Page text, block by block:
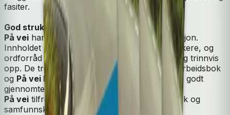
fasiter.
God struktur og tydelig progresjon
På vei har svært god struktur og jevn progresjon.
Innholdet er aktuelt for unge og voksne deltakere, og
ordforråd og grammatikk bygges sytematisk og trinnvis
opp. De tre hovedkomponentene, tekstbok, arbeidsbok
og På vei Digital , framstår som et helhetlig og godt
gjennomtenkt læreverk.
På vei tilfredsstiller kravene i lærepanen Norsk og
samfunnskunnskap for voksne innvandrere.